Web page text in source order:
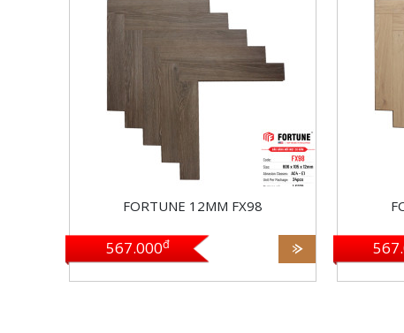
Quy cách: 606 x 105 x 12mm
Tiêu chuẩn: AC4, kháng nước tốt,
chống mối mọt
Đóng gói: 24 Pcs/Box = 1.52712m2
Xuất xứ: HDF made in Malaysia
FORTUNE 12MM FX98
567.000đ
Quy
Tiêu
Đóng
Xuất